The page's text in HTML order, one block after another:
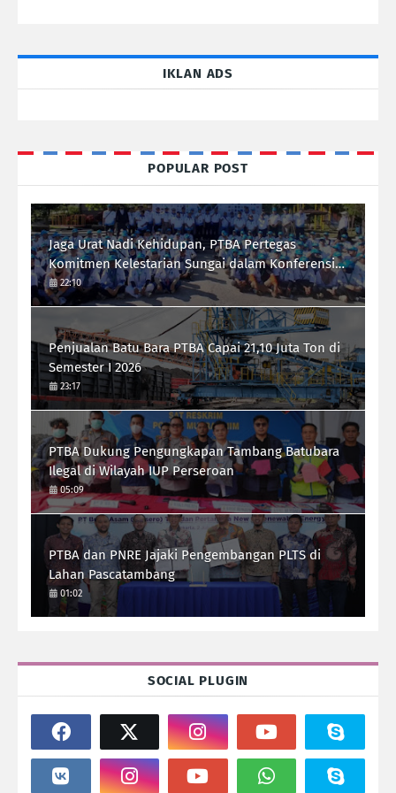
IKLAN ADS
POPULAR POST
Jaga Urat Nadi Kehidupan, PTBA Pertegas
Komitmen Kelestarian Sungai dalam Konferensi
Sungai Indonesia 2026
22:10
Penjualan Batu Bara PTBA Capai 21,10 Juta Ton di
Semester I 2026
23:17
PTBA Dukung Pengungkapan Tambang Batubara
Ilegal di Wilayah IUP Perseroan
05:09
PTBA dan PNRE Jajaki Pengembangan PLTS di
Lahan Pascatambang
01:02
SOCIAL PLUGIN